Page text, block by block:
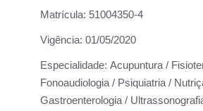
Matrícula: 51004350-4
Vigência: 01/05/2020
Especialidade: Acupuntura /
Fonoaudiologia / Psiquiatria /
Gastroenterologia /